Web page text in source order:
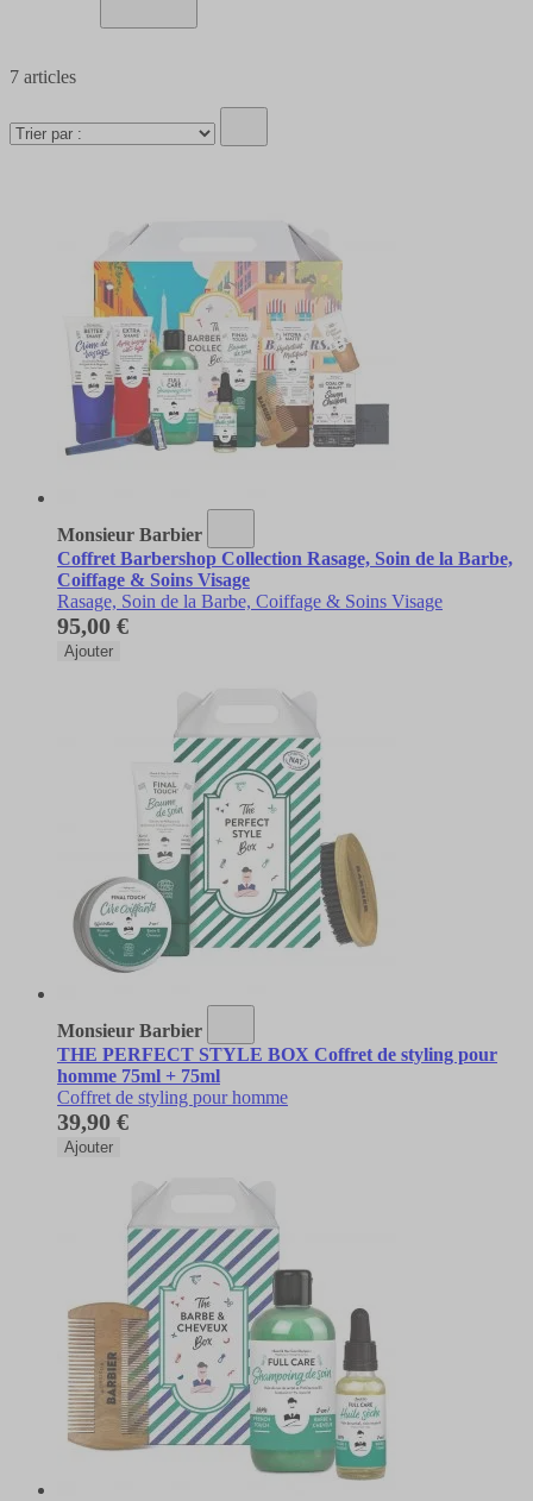
7 articles
Monsieur Barbier
Coffret Barbershop Collection Rasage, Soin de la Barbe,
Coiffage & Soins Visage
Rasage, Soin de la Barbe, Coiffage & Soins Visage
95,00 €
Ajouter
Monsieur Barbier
THE PERFECT STYLE BOX Coffret de styling pour
homme 75ml + 75ml
Coffret de styling pour homme
39,90 €
Ajouter